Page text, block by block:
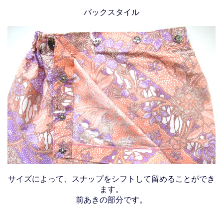
バックスタイル
サイズによって、スナップをシフトして留めることができ
ます。
前あきの部分です。